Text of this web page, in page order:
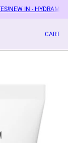
NEW IN -
CART